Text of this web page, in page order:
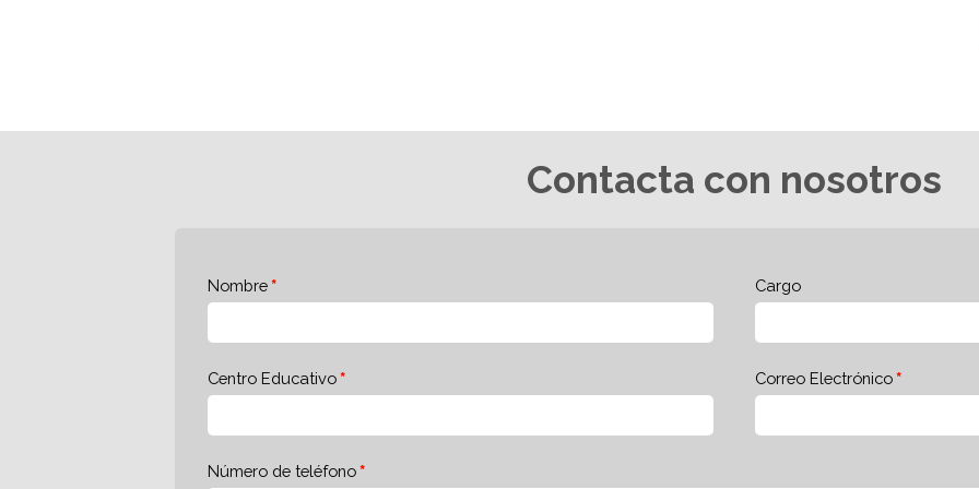
Contacta con nosotros
Nombre Cargo
Centro Educativo Correo Electrónico
Número de teléfono